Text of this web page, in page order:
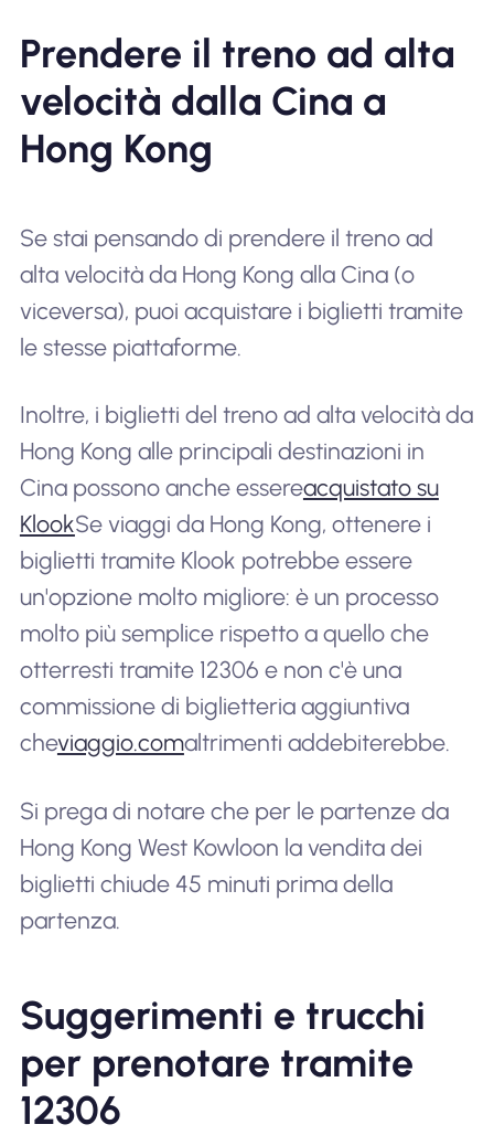
Prendere il treno ad alta
velocità dalla Cina a
Hong Kong
Se stai pensando di prendere il treno ad
alta velocità da Hong Kong alla Cina (o
viceversa), puoi acquistare i biglietti tramite
le stesse piattaforme.
Inoltre, i biglietti del treno ad alta velocità da
Hong Kong alle principali destinazioni in
Cina possono anche essereacquistato su
KlookSe viaggi da Hong Kong, ottenere i
biglietti tramite Klook potrebbe essere
un'opzione molto migliore: è un processo
molto più semplice rispetto a quello che
otterresti tramite 12306 e non c'è una
commissione di biglietteria aggiuntiva
cheviaggio.comaltrimenti addebiterebbe.
Si prega di notare che per le partenze da
Hong Kong West Kowloon la vendita dei
biglietti chiude 45 minuti prima della
partenza.
Suggerimenti e trucchi
per prenotare tramite
12306